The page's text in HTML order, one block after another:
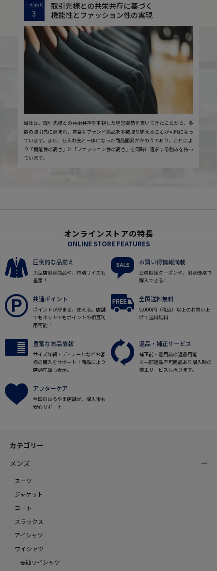
こだわり
3
取引先様との共栄共存に基づく
機能性とファッション性の実現
当社は、取引先様との共栄共存を重視した経営姿勢を貫いてきたことから、多
数の取引先に恵まれ、豊富なブランド商品を多数取り揃えることが可能になっ
ています。また、仕入れ先と一体になった商品開発がかのうであり、これによ
り「機能性の高さ」と「ファッション性の高さ」を同時に追求する強みを持っ
ています。
オンラインストアの特長
ONLINE STORE FEATURES
圧倒的な品揃え
大型店限定商品や、特別サイズも
豊富！
お買い得情報満載
会員限定クーポンや、限定価格で
購入できる！
共通ポイント
ポイントが貯まる、使える。店舗
でもネットでもポイントの相互利
用可能！
全国送料無料
5,000円（税込）以上のお買い上
げで送料無料
豊富な商品情報
サイズ詳細・ディテールなどお客
様の購入をサポート！商品により
店頭在庫も表示。
返品・補正サービス
補正前・着用前の返品可能
※一部返品不可商品あり購入時の
補正サービスも承ります。
アフターケア
全国のはるやま店舗が、購入後も
安心サポート
カテゴリー
メンズ
スーツ
ジャケット
コート
スラックス
アイシャツ
ワイシャツ
長袖ワイシャツ